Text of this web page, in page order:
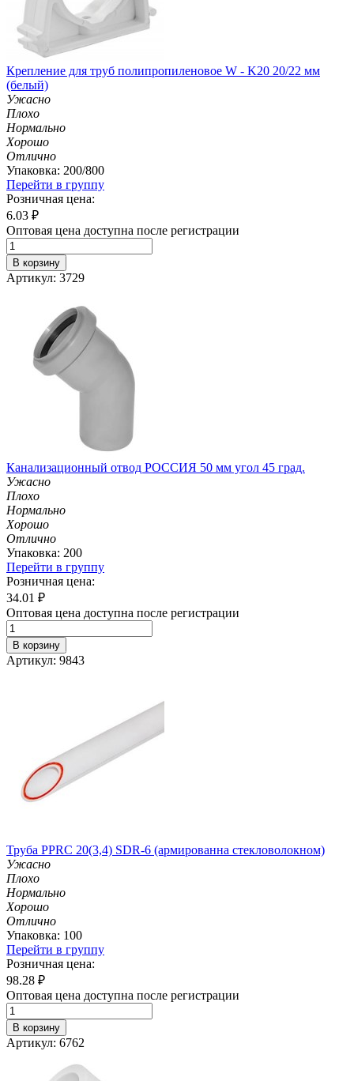
Крепление для труб полипропиленовое W - K20 20/22 мм
(белый)
Ужасно
Плохо
Нормально
Хорошо
Отлично
Упаковка: 200/800
Перейти в группу
Розничная цена:
6.03 ₽
Оптовая цена доступна после регистрации
В корзину
Артикул: 3729
Канализационный отвод РОССИЯ 50 мм угол 45 град.
Ужасно
Плохо
Нормально
Хорошо
Отлично
Упаковка: 200
Перейти в группу
Розничная цена:
34.01 ₽
Оптовая цена доступна после регистрации
В корзину
Артикул: 9843
Труба PPRC 20(3,4) SDR-6 (армированна стекловолокном)
Ужасно
Плохо
Нормально
Хорошо
Отлично
Упаковка: 100
Перейти в группу
Розничная цена:
98.28 ₽
Оптовая цена доступна после регистрации
В корзину
Артикул: 6762